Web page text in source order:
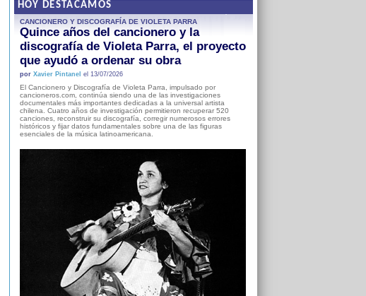
HOY DESTACAMOS
CANCIONERO Y DISCOGRAFÍA DE VIOLETA PARRA
Quince años del cancionero y la
discografía de Violeta Parra, el proyecto
que ayudó a ordenar su obra
por Xavier Pintanel el 13/07/2026
El Cancionero y Discografía de Violeta Parra, impulsado por
cancioneros.com, continúa siendo una de las investigaciones
documentales más importantes dedicadas a la universal artista
chilena. Cuatro años de investigación permitieron recuperar 520
canciones, reconstruir su discografía, corregir numerosos errores
históricos y fijar datos fundamentales sobre una de las figuras
esenciales de la música latinoamericana.